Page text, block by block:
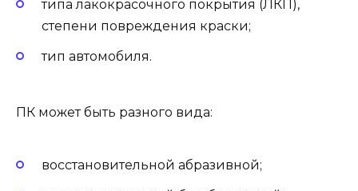
типа лакокрасочного покрытия (ЛКП),
степени повреждения краски;
тип автомобиля.
ПК может быть разного вида:
восстановительной абразивной;